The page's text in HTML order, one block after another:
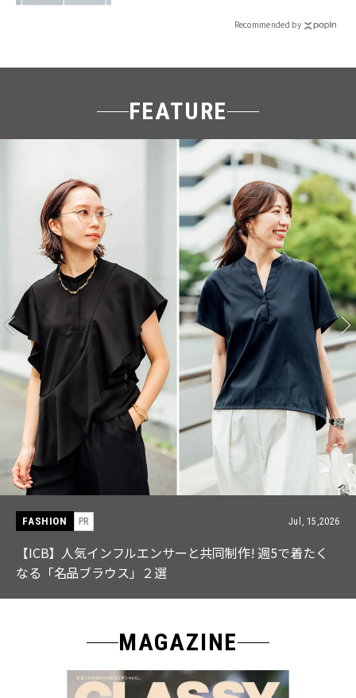
Recommended by
FEATURE
FASHION PR Jul, 15,2026
【ICB】人気インフルエンサーと共同制作! 週5で着たく
なる「名品ブラウス」２選
MAGAZINE